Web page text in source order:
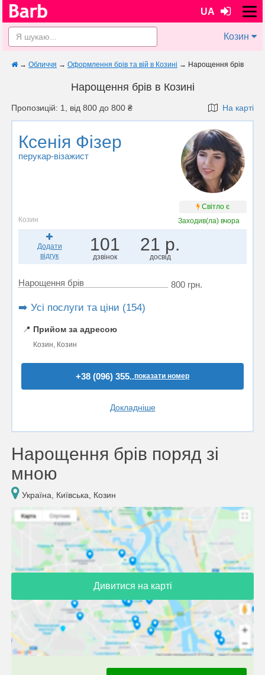
UA
Козин
→ Обличчя → Оформлення брів та вій в Козині → Нарощення брів
Нарощення брів в Козині
Пропозицій: 1, від 800 до 800 ₴ На карті
Ксенія Фізер
перукар-візажист
Світло є
Козин
Заходив(ла) вчора
Додати
відгук
101
дзвінок
21 р.
досвід
Нарощення брів 800 грн.
➡️ Усі послуги та ціни (154)
📍 Прийом за адресою
Козин, Козин
+38 (096) 355..показати номер
Докладніше
Нарощення брів поряд зі
мною
Україна, Київська, Козин
Дивитися на карті